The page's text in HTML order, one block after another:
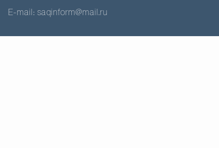
E-mail: saqinform@mail.ru